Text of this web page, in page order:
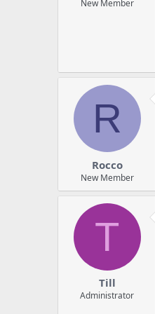
New Member
R
Rocco
New Member
T
Till
Administrator